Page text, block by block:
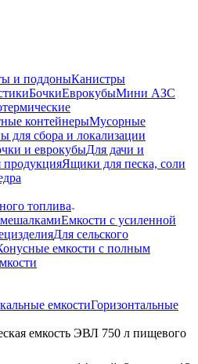
и поддоныКанистры
БочкиЕврокубыМини АЗС
контейнерыМусорные
для сбора и локализации
и еврокубыДля дачи и
продукцияЯщики для песка, соли
топлива
Емкости с усиленной
Для сельского
емкости с полным
емкостиГоризонтальные
емкость ЭВЛ 750 л пищевого